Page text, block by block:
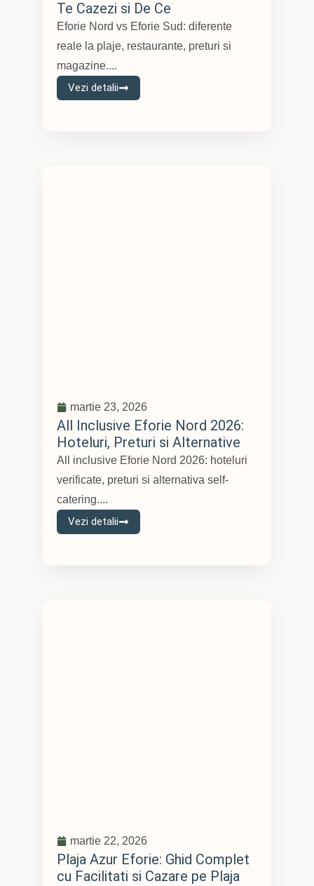
Te Cazezi si De Ce
Eforie Nord vs Eforie Sud: diferente
reale la plaje, restaurante, preturi si
magazine....
Vezi detalii
martie 23, 2026
All Inclusive Eforie Nord 2026:
Hoteluri, Preturi si Alternative
All inclusive Eforie Nord 2026: hoteluri
verificate, preturi si alternativa self-
catering....
Vezi detalii
martie 22, 2026
Plaja Azur Eforie: Ghid Complet
cu Facilitati si Cazare pe Plaja